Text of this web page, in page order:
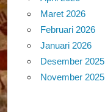
Maret 2026
Februari 2026
Januari 2026
Desember 2025
November 2025